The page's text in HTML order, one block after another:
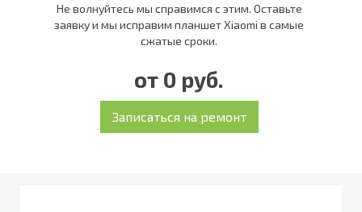
Не волнуйтесь мы справимся с этим. Оставьте
заявку и мы исправим планшет Xiaomi в самые
сжатые сроки.
от 0 руб.